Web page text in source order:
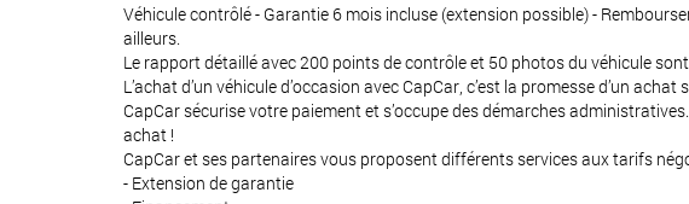
Véhicule contrôlé - Garantie 6 mois incluse (extension possible) -
ailleurs.
Le rapport détaillé avec 200 points de contrôle et 50 photos du véhicule
L’achat d’un véhicule d’occasion avec CapCar, c’est la promesse d’un
CapCar sécurise votre paiement et s’occupe des démarches
achat !
CapCar et ses partenaires vous proposent différents services aux tarifs
- Extension de garantie